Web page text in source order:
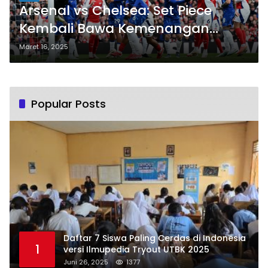
Arsenal vs Chelsea: Set Piece
Kembali Bawa Kemenangan
untuk The Gunners di Derbi
London
Maret 16, 2025
Popular Posts
1
Daftar 7 Siswa Paling Cerdas di Indonesia
versi Ilmupedia Tryout UTBK 2025
Juni 26, 2025 1377